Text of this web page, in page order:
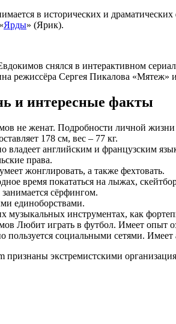
в исторических и
Ярды» (Ярик).
снялся в интерактивном
режиссёра Сергея Пикалова
и интересные факты
не женат. Подробности личной жизни
178 см, вес – 77 кг.
владеет английским и французским
права.
жонглировать, а также фехтовать.
время покататься на лыжах,
сёрфингом.
единоборствами.
музыкальных инструментах, как
Любит играть в футбол. Имеет опыт
пользуется социальными сетями.
признаны экстремистскими